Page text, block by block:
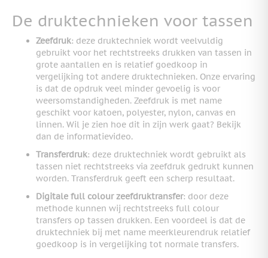
De druktechnieken voor tassen
Zeefdruk: deze druktechniek wordt veelvuldig
gebruikt voor het rechtstreeks drukken van tassen in
grote aantallen en is relatief goedkoop in
vergelijking tot andere druktechnieken. Onze ervaring
is dat de opdruk veel minder gevoelig is voor
weersomstandigheden. Zeefdruk is met name
geschikt voor katoen, polyester, nylon, canvas en
linnen. Wil je zien hoe dit in zijn werk gaat? Bekijk
dan de informatievideo.
Transferdruk: deze druktechniek wordt gebruikt als
tassen niet rechtstreeks via zeefdruk gedrukt kunnen
worden. Transferdruk geeft een scherp resultaat.
Digitale full colour zeefdruktransfer: door deze
methode kunnen wij rechtstreeks full colour
transfers op tassen drukken. Een voordeel is dat de
druktechniek bij met name meerkleurendruk relatief
goedkoop is in vergelijking tot normale transfers.